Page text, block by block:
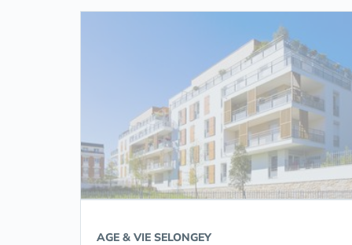
AGE & VIE SELONGEY